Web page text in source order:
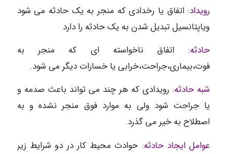
رویداد: اتفاق یا رخدادی که منجر به یک حادثه می شود
ویاپتانسیل تبدیل شدن به یک حادثه را دارد
حادثه: اتفاق ناخواسته ای که منجر به
فوت،بیماری،جراحت،خرابی یا خسارات دیگر می شود.
شبه حادثه: رویدادی که هر چند می تواند باعث صدمه و
یا جراحت شود ولی به موارد فوق منجر نشده و به
اصطلاح به خیر می گذرد.
عوامل ایجاد حادثه: حوادث محیط کار در دو شرایط زیر